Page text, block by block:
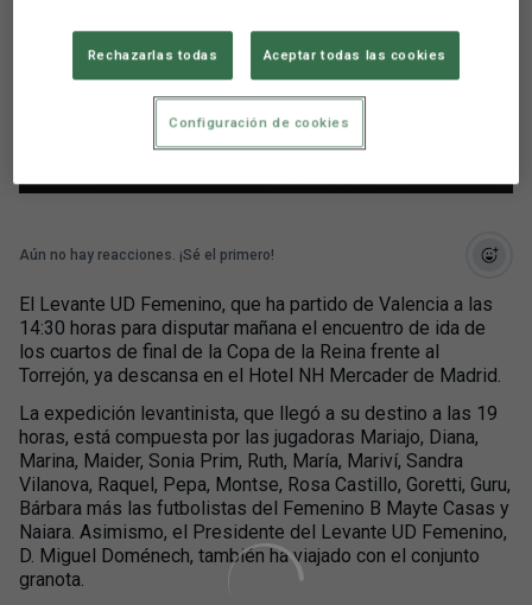
FEMENINO
El Femenino ya descansa en
Aún no hay reacciones. ¡Sé el primero!
El Levante UD Femenino, que ha partido de Valencia a las
14:30 horas para disputar mañana el encuentro de ida de
los cuartos de final de la Copa de la Reina frente al
Torrejón, ya descansa en el Hotel NH Mercader de Madrid.
La expedición levantinista, que llegó a su destino a las 19
horas, está compuesta por las jugadoras Mariajo, Diana,
Marina, Maider, Sonia Prim, Ruth, María, Mariví, Sandra
Vilanova, Raquel, Pepa, Montse, Rosa Castillo, Goretti, Guru,
Bárbara más las futbolistas del Femenino B Mayte Casas y
Naiara. Asimismo, el Presidente del Levante UD Femenino,
D. Miguel Doménech, también ha viajado con el conjunto
granota.
Rechazarlas todas Aceptar todas las cookies
Configuración de cookies